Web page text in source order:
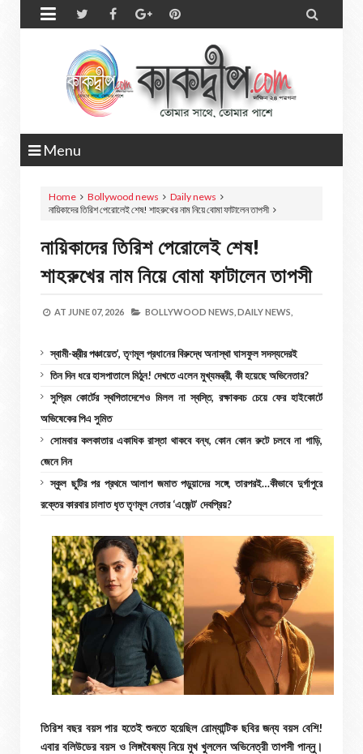
 
Menu
Home Bollywood news
Daily news
নায়িকাদের তিরিশ পেরোলেই শেষ! শাহরুখের নাম নিয়ে বোমা ফাটালেন তাপসী
নায়িকাদের তিরিশ পেরোলেই শেষ!
শাহরুখের নাম নিয়ে বোমা ফাটালেন তাপসী
AT JUNE 07, 2026 BOLLYWOOD NEWS, DAILY NEWS,
স্বামী-স্ত্রীর পঞ্চায়েত’, তৃণমূল প্রধানের বিরুদ্ধে অনাস্থা ঘাসফুল সদস্যদেরই
তিন দিন ধরে হাসপাতালে মিঠুন! দেখতে এলেন মুখ্যমন্ত্রী, কী হয়েছে অভিনেতার?
সুপ্রিম কোর্টের স্থগিতাদেশেও মিলল না স্বস্তি, রক্ষাকবচ চেয়ে ফের হাইকোর্টে
অভিষেকের পিএ সুমিত
সোমবার কলকাতার একাধিক রাস্তা থাকবে বন্ধ, কোন কোন রুটে চলবে না গাড়ি,
জেনে নিন
স্কুল ছুটির পর প্রথমে আলাপ জমাত পড়ুয়াদের সঙ্গে, তারপরই…কীভাবে দুর্গাপুরে
রক্তের কারবার চালাত ধৃত তৃণমূল নেতার ‘এজেন্ট’ দেবপ্রিয়?
তিরিশ বছর বয়স পার হতেই শুনতে হয়েছিল রোম্যান্টিক ছবির জন্য বয়স বেশি!
এবার বলিউডের বয়স ও লিঙ্গবৈষম্য নিয়ে মুখ খুললেন অভিনেত্রী তাপসী পান্নু।